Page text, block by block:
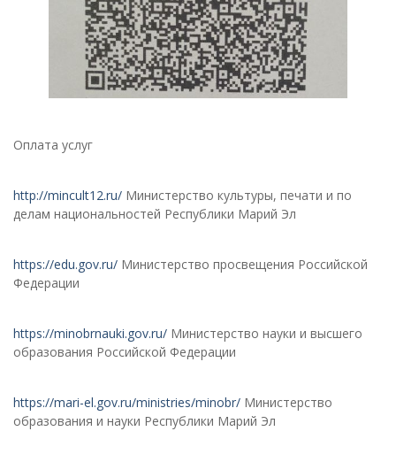
Оплата услуг
http://mincult12.ru/ Министерство культуры, печати и по
делам национальностей Республики Марий Эл
https://edu.gov.ru/ Министерство просвещения Российской
Федерации
https://minobrnauki.gov.ru/ Министерство науки и высшего
образования Российской Федерации
https://mari-el.gov.ru/ministries/minobr/ Министерство
образования и науки Республики Марий Эл